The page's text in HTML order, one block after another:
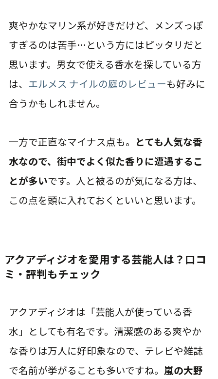
爽やかなマリン系が好きだけど、メンズっぽ
すぎるのは苦手…という方にはピッタリだと
思います。男女で使える香水を探している方
は、 エルメス ナイルの庭のレビューも好みに
合うかもしれません。
一方で正直なマイナス点も。 とても人気な香
水なので、街中でよく似た香りに遭遇するこ
とが多いです。人と被るのが気になる方は、
この点を頭に入れておくといいと思います。
アクアディジオを愛用する芸能人は？口コ
ミ・評判もチェック
アクアディジオは「芸能人が使っている香
水」としても有名です。清潔感のある爽やか
な香りは万人に好印象なので、テレビや雑誌
で名前が挙がることも多いですね。 嵐の大野